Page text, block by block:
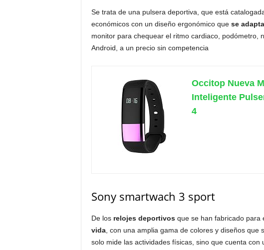
Se trata de una pulsera deportiva, que está
económicos con un diseño ergonómico que se
monitor para chequear el ritmo cardiaco, podómetro,
Android, a un precio sin competencia
Occitop Nueva
Inteligente
4
Sony smartwach 3 sport
De los relojes deportivosque se han fabricado para
vida, con una amplia gama de colores y diseños que
solo mide las actividades físicas, sino que cuenta